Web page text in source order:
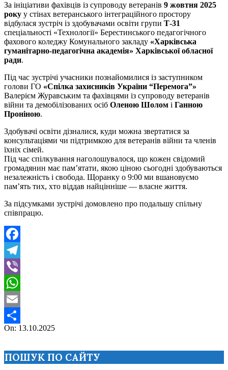
За ініціативи фахівців із супроводу ветеранів 9 жовтня 2025
року у стінах ветеранського інтеграційного простору
відбулася зустріч із здобувачами освіти групи Т-31
спеціальності «Технології» Берестинського педагогічного
фахового коледжу Комунального закладу «Харківська
гуманітарно-педагогічна академія» Харківської обласної
ради.
Під час зустрічі учасники познайомилися із заступником
голови ГО «Спілка захисників України “Перемога”»
Валерієм Журавським та фахівцями із супроводу ветеранів
війни та демобілізованих осіб Оленою Шолом і Ганною
Проніною.
Здобувачі освіти дізналися, куди можна звертатися за
консультаціями чи підтримкою для ветеранів війни та членів
їхніх сімей.
Під час спілкування наголошувалося, що кожен свідомий
громадянин має пам’ятати, якою ціною сьогодні здобуваються
незалежність і свобода. Щоранку о 9:00 ми вшановуємо
пам’ять тих, хто віддав найцінніше — власне життя.
За підсумками зустрічі домовлено про подальшу спільну
співпрацю.
Facebook
Telegram
Viber
WhatsApp
Email
Поділитися
2025-
On: 13.10.2025
ПОШУК ПО САЙТУ